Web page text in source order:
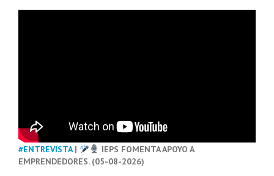
#ENTREVISTA|
IEPS FOMENTA APOYO A
EMPRENDEDORES. (05-08-2026)